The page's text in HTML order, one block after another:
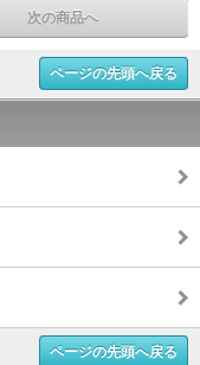
次の商品へ
ページの先頭へ戻る
ページの先頭へ戻る